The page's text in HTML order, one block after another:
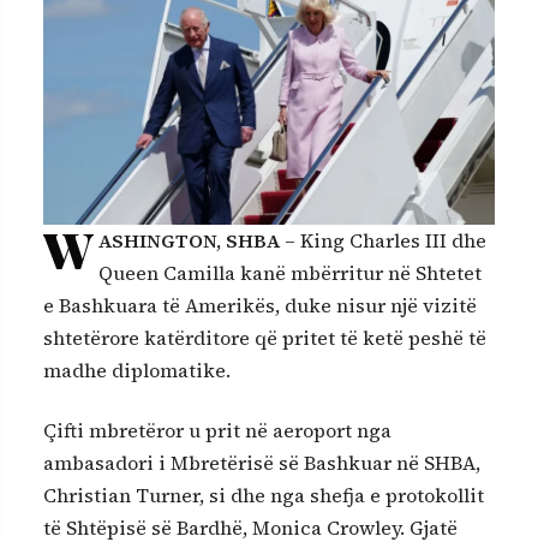
WASHINGTON, SHBA– King Charles III dhe
Queen Camillakanë mbërritur në Shtetet
e Bashkuara të Amerikës, duke nisur një vizitë
shtetërore katërditore që pritet të ketë peshë të
madhe diplomatike.
Çifti mbretëror u prit në aeroport nga
ambasadori i Mbretërisë së Bashkuar në SHBA,
Christian Turner, si dhe nga shefja e protokollit
të Shtëpisë së Bardhë,Monica Crowley. Gjatë